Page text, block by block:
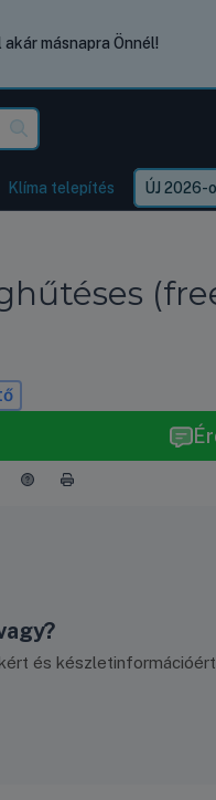
másnapra Önnél!
Klíma telepítés ÚJ 2026-
és